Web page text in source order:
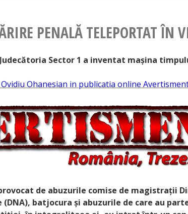
PENALĂ TELEPORTAT ÎN
Sector 1 a inventat mașina
Ohanesian in publicatia online
de abuzurile comise de magistrații
batjocura și abuzurile de care au